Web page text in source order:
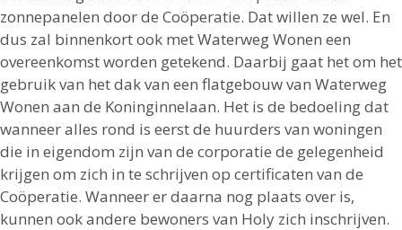
zonnepanelen door de Coöperatie. Dat willen ze wel. En
dus zal binnenkort ook met Waterweg Wonen een
overeenkomst worden getekend. Daarbij gaat het om het
gebruik van het dak van een flatgebouw van Waterweg
Wonen aan de Koninginnelaan. Het is de bedoeling dat
wanneer alles rond is eerst de huurders van woningen
die in eigendom zijn van de corporatie de gelegenheid
krijgen om zich in te schrijven op certificaten van de
Coöperatie. Wanneer er daarna nog plaats over is,
kunnen ook andere bewoners van Holy zich inschrijven.